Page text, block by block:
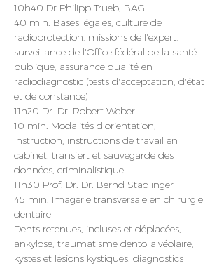
10h40 Dr Philipp Trueb, BAG
40 min. Bases légales, culture de
radioprotection, missions de l'expert,
surveillance de l'Office fédéral de la santé
publique, assurance qualité en
radiodiagnostic (tests d'acceptation, d'état
et de constance)
11h20 Dr. Dr. Robert Weber
10 min. Modalités d'orientation,
instruction, instructions de travail en
cabinet, transfert et sauvegarde des
données, criminalistique
11h30 Prof. Dr. Dr. Bernd Stadlinger
45 min. Imagerie transversale en chirurgie
dentaire
Dents retenues, incluses et déplacées,
ankylose, traumatisme dento-alvéolaire,
kystes et lésions kystiques, diagnostics